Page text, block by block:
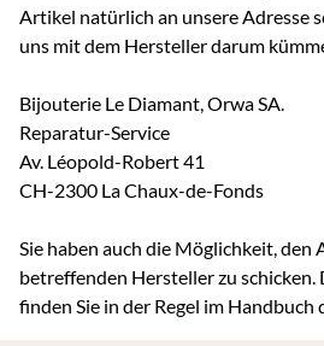
Artikel natürlich an unsere Adresse
uns mit dem Hersteller darum
Bijouterie Le Diamant, Orwa SA.
Reparatur-Service
Av. Léopold-Robert 41
CH-2300 La Chaux-de-Fonds
Sie haben auch die Möglichkeit, den
betreffenden Hersteller zu schicken.
finden Sie in der Regel im Handbuch